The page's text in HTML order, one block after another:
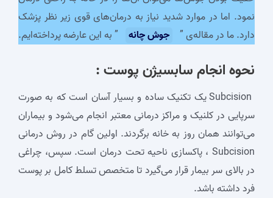
نمود. اما در موارد شدید نیاز به درمان‌های قوی زیر نظر پزشک
دارد. ما در مقاله‌ی ”
جوش چانه ” به این عارضه پرداخته‌ایم.
نحوه انجامسابسیژن پوست:
Subcision یک تکنیک ساده و بسیار آسان است که به صورت
سرپایی در کلنیک و مراکز درمانی معتبر انجام می‌شود و بیماران
می‌توانند همان روز به خانه برگردند. اولین گام در روش درمانی
Subcision ، پاکسازی ناحیه تحت درمان است. سپس، چراغی
در بالای سر بیمار قرار می‌گیرد تا متخصص تسلط کامل بر پوست
فرد داشته باشد.